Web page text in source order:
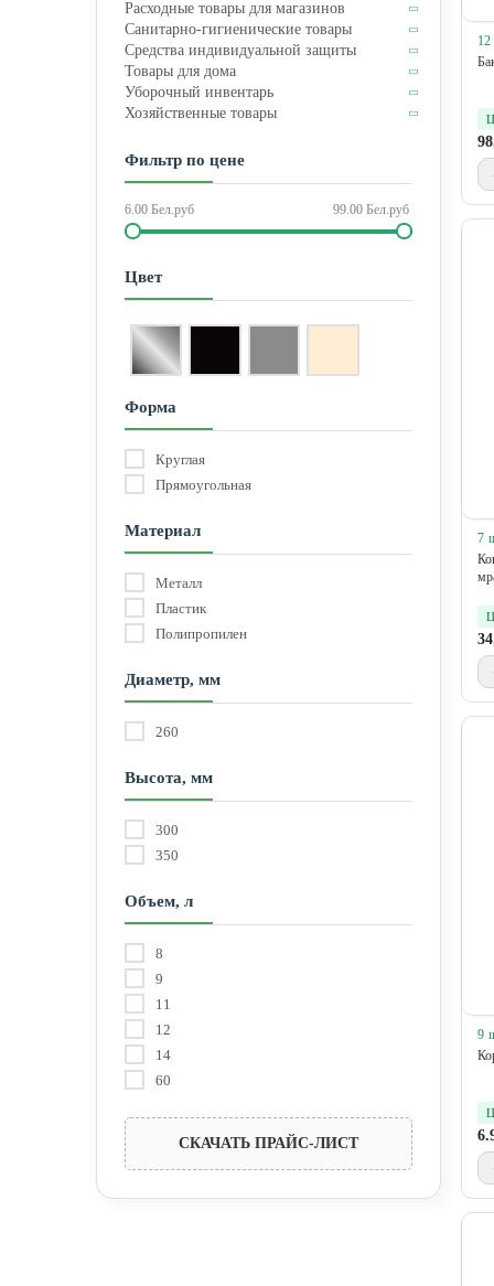
7
9
Расходные товары для магазинов
Санитарно-гигиенические товары
Средства индивидуальной защиты
Товары для дома
Уборочный инвентарь
Хозяйственные товары
Фильтр по цене
Бел.руб
6.00 Бел.руб
99.00
Цвет
Форма
Круглая
Прямоугольная
Материал
Металл
Пластик
Полипропилен
Диаметр, мм
260
Высота, мм
300
350
Объем, л
8
9
11
12
14
60
СКАЧАТЬ ПРАЙС-ЛИСТ